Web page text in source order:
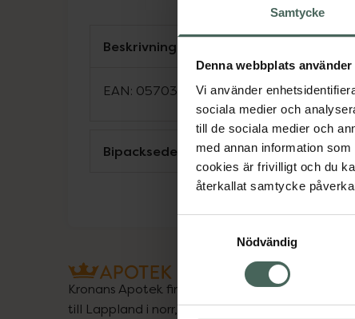
Samtycke
Denna webbplats
Vi använder
sociala medier och
till de sociala medier och
med annan information
cookies är frivilligt och du
återkallat samtycke
Nödvändig
Beskrivning
EAN: 05703241001045
Bipacksedel från FASS
Kronans Apotek finns här för dig. Du hittar oss
till Lappland i norr, och online i mobilen och på